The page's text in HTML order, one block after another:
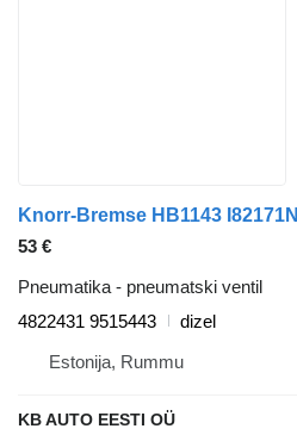
53 €
Pneumatika - pneumatski ventil
4822431 9515443
dizel
Estonija, Rummu
KB AUTO EESTI OÜ